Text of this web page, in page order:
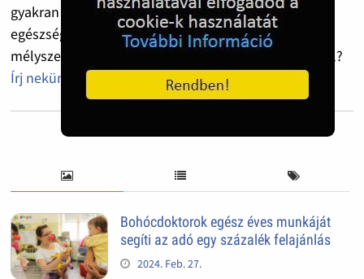
gyakran rászoruló családokhoz, kisgyermekekhez,
egészségügyi dolgozókhoz, sőt olykor
mélyszegénységben élőkhöz is eljutnak. 🤍 Segítenél?
Írj nekünk!
Bohócdoktorok egész éves munkáját
segíti az adó egy százalék felajánlás
2024. Feb. 27.